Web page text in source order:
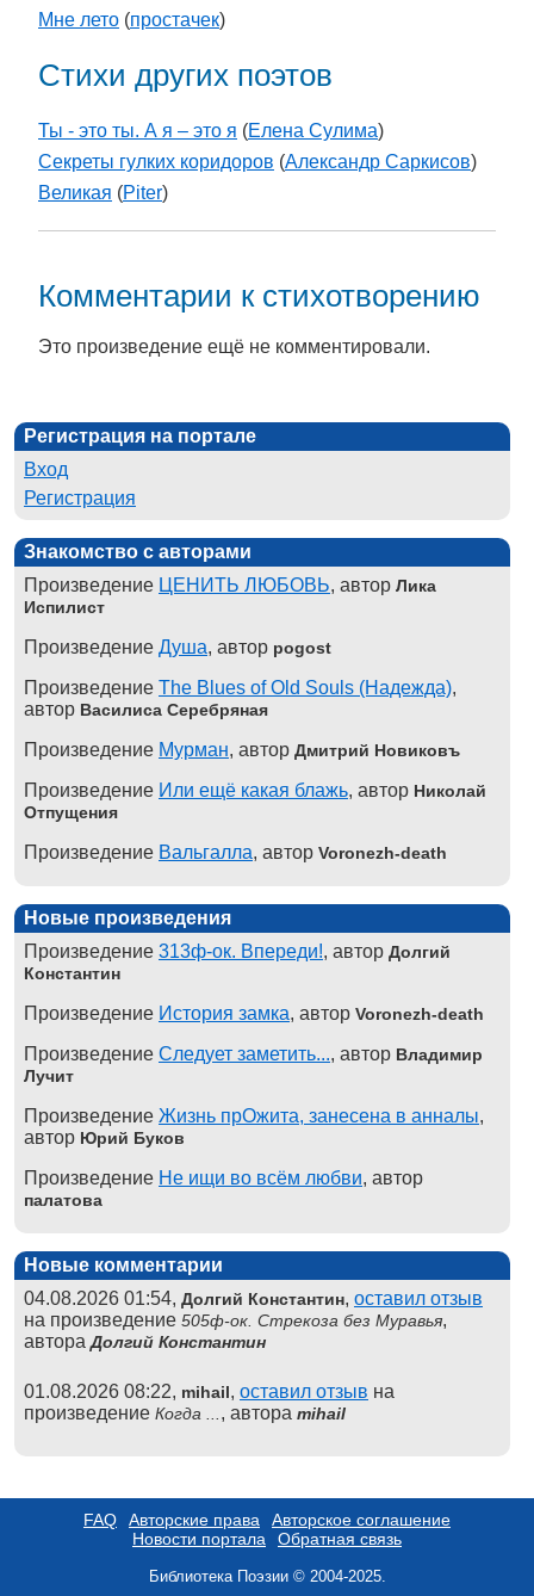
Мне лето (простачек)
Стихи других поэтов
Ты - это ты. А я – это я (Елена Сулима)
Секреты гулких коридоров (Александр Саркисов)
Великая (Piter)
Комментарии к стихотворению
Это произведение ещё не комментировали.
Регистрация на портале
Вход
Регистрация
Знакомство с авторами
Произведение ЦЕНИТЬ ЛЮБОВЬ, автор Лика
Испилист
Произведение Душа, автор pogost
Произведение The Blues of Old Souls (Надежда),
автор Василиса Серебряная
Произведение Мурман, автор Дмитрий Новиковъ
Произведение Или ещё какая блажь, автор Николай
Отпущения
Произведение Вальгалла, автор Voronezh-death
Новые произведения
Произведение 313ф-ок. Впереди!, автор Долгий
Константин
Произведение История замка, автор Voronezh-death
Произведение Следует заметить..., автор Владимир
Лучит
Произведение Жизнь прОжита, занесена в анналы,
автор Юрий Буков
Произведение Не ищи во всём любви, автор
палатова
Новые комментарии
04.08.2026 01:54, Долгий Константин, оставил отзыв
на произведение 505ф-ок. Стрекоза без Муравья,
автораДолгий Константин
01.08.2026 08:22, mihail, оставил отзыв на
произведение Когда ... , автора mihail
FAQ Авторские права
Авторское соглашение
Новости портала
Обратная связь
Библиотека Поэзии © 2004-2025.